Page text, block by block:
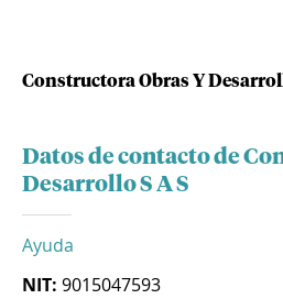
Constructora Obras Y
Datos de contacto de
Desarrollo S A S
Ayuda
NIT: 9015047593